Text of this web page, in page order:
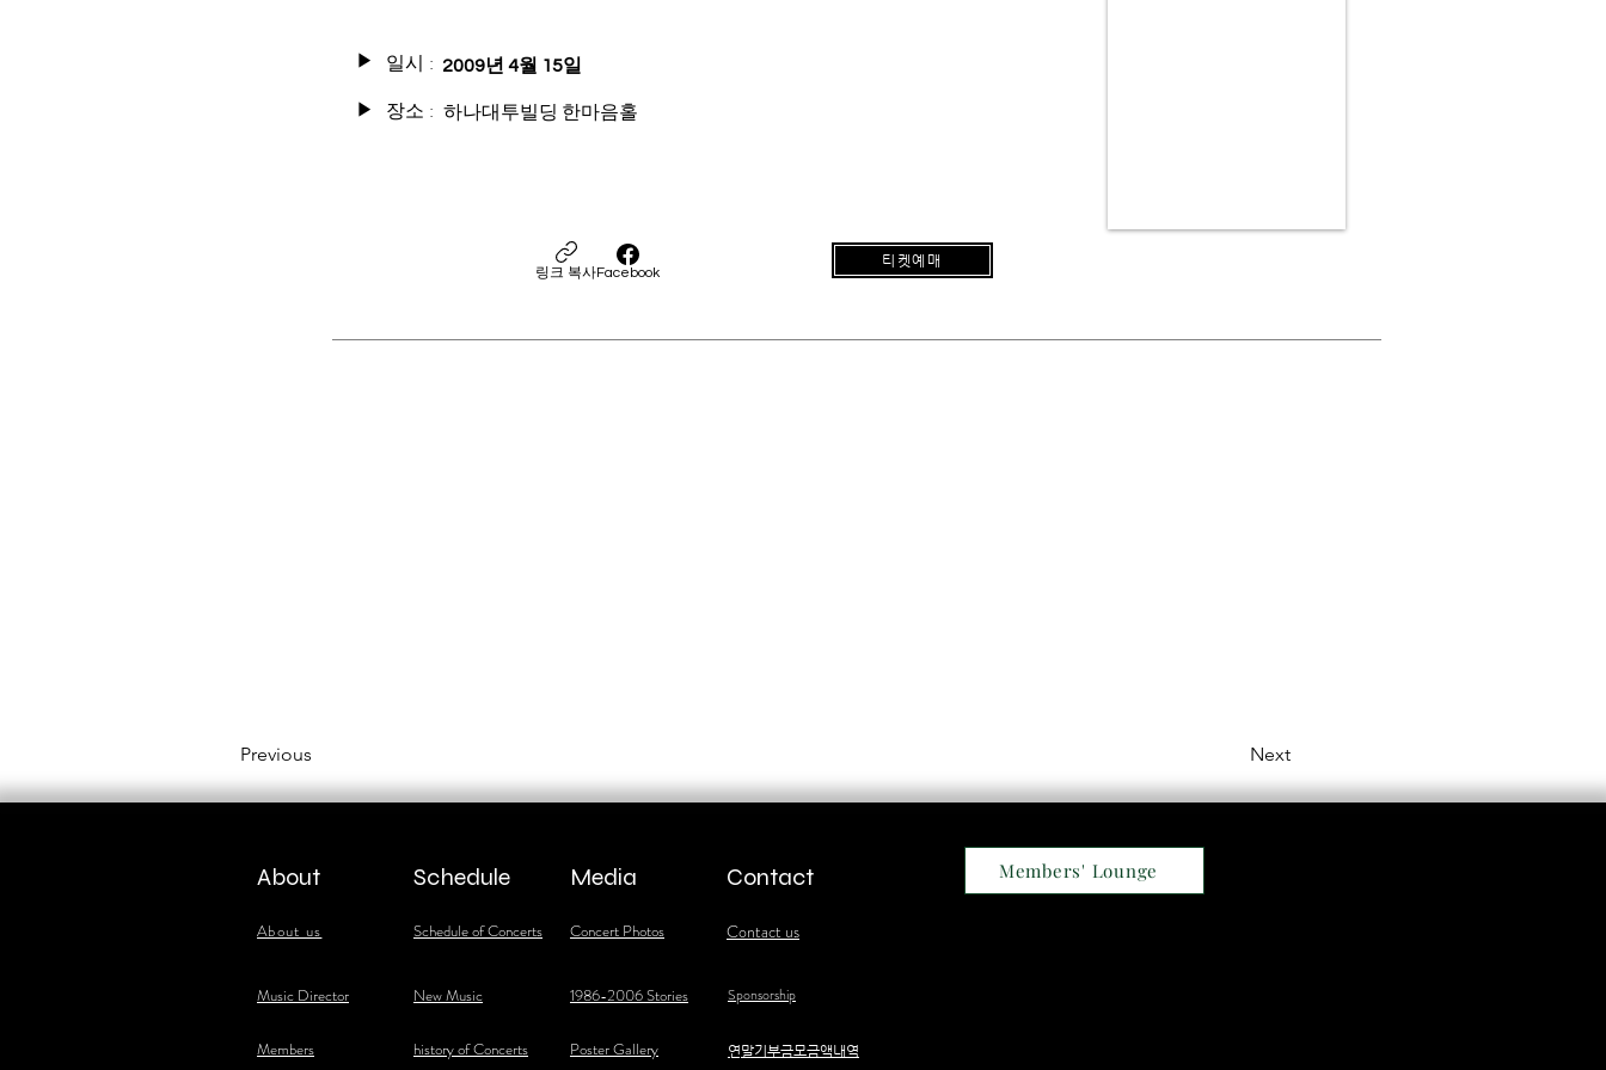
하나대투빌딩 한마음홀
장소 :
▶
▶ 일시 : 2009년 4월 15일
링크 복사Facebook
티켓예매
Previous Next
About
About us
​Music Director
​Members
Schedule
Schedule of Concerts
Media
Concert Photos
Contact
Contact us
New Music 1986-2006 Stories Sponsorship
history of Concerts Poster Gallery ​연말기부금모금액내역
Members' Lounge